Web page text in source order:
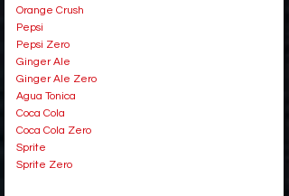
Orange Crush
Pepsi
Pepsi Zero
Ginger Ale
Ginger Ale Zero
Agua Tonica
Coca Cola
Coca Cola Zero
Sprite
Sprite Zero